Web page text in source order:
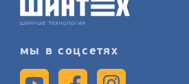
Hankook, Continental,
Bridgestone, Goodyear,
Они предлагают
ассортимент
мы в соцсетях